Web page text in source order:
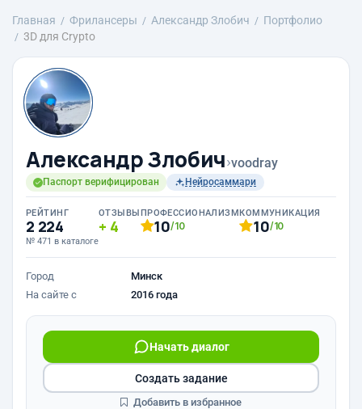
Главная Фрилансеры Александр Злобич
Портфолио
3D для Сrypto
Александр Злобич›voodray
Паспорт верифицирован Нейросаммари
РЕЙТИНГ
2 224
№ 471 в каталоге
ОТЗЫВЫ
4
ПРОФЕССИОНАЛИЗМ
10/10
КОММУНИКАЦИЯ
10/10
Город
Минск
На сайте с
2016 года
Начать диалог
Создать задание
Добавить в избранное